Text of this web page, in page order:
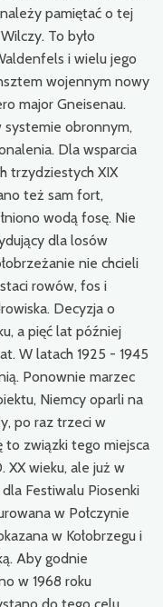
pamiętać o tej
To było
i wielu jego
wojennym nowy
major Gneisenau.
systemie obronnym,
Dla wsparcia
trzydziestych XIX
też sam fort,
wodą fosę. Nie
dla losów
nie chcieli
rowów, fos i
Decyzja o
a pięć lat później
W latach 1925 - 1945
Ponownie marzec
Niemcy oparli na
po raz trzeci w
to związki tego miejsca
XX wieku, ale już w
Festiwalu Piosenki
w Połczynie
w Kołobrzegu i
Aby godnie
w 1968 roku